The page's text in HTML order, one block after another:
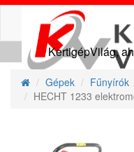
KertigépVilág,
Gépek
Fűnyírók
HECHT 1233